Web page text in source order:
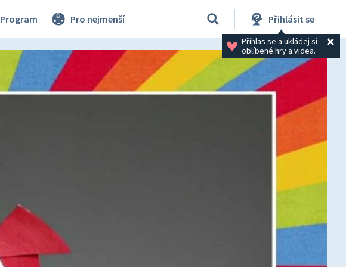
Program Pro nejmenší Přihlásit se
Přihlas se a ukládej si
oblíbené hry a videa.